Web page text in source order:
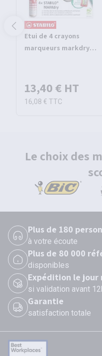
Etui de 4 crayons
marqueurs markdry -
13,40 € HT
16,08 € TTC
Le choix des
Plus de 180
à votre écoute
Plus de 80 000
disponibles
Expédition le jour
si validation avant
Garantie
satisfaction totale